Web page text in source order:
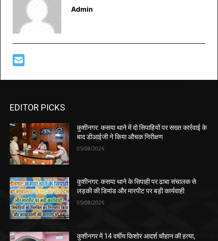
Admin
EDITOR PICKS
कुशीनगर: कसया थाने में दो सिपाहियों पर सख्त कार्रवाई के
बाद डीआईजी ने किया औचक निरीक्षण
05/08/2026
कुशीनगर: कसया थाने के सिपाही पर ढाबा संचालक से
लड़की की डिमांड और मारपीट पर बड़ी कार्यवाही
05/08/2026
कुशीनगर में 14 वर्षीय किशोर आदर्श चौहान की हत्या,